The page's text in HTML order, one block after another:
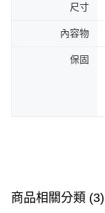
尺寸
內容物
保固
商品相關分類 (3)